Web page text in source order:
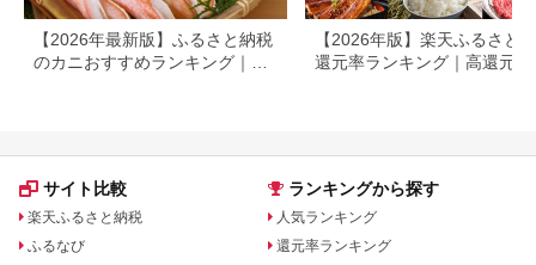
【2026年最新版】ふるさと納税
のカニおすすめランキング｜還
【2026年版】楽天ふるさと
還元率ランキング｜高還元率
サイト比較
楽天ふるさと納税
ふるなび
ランキングから探す
人気ランキング
還元率ランキング